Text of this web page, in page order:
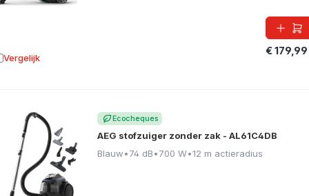
€ 179,99
Vergelijk aan vergelijking
Ecocheques
AEG stofzuiger zonder zak - AL61C4DB
Blauw•74 dB•700 W•12 m actieradius